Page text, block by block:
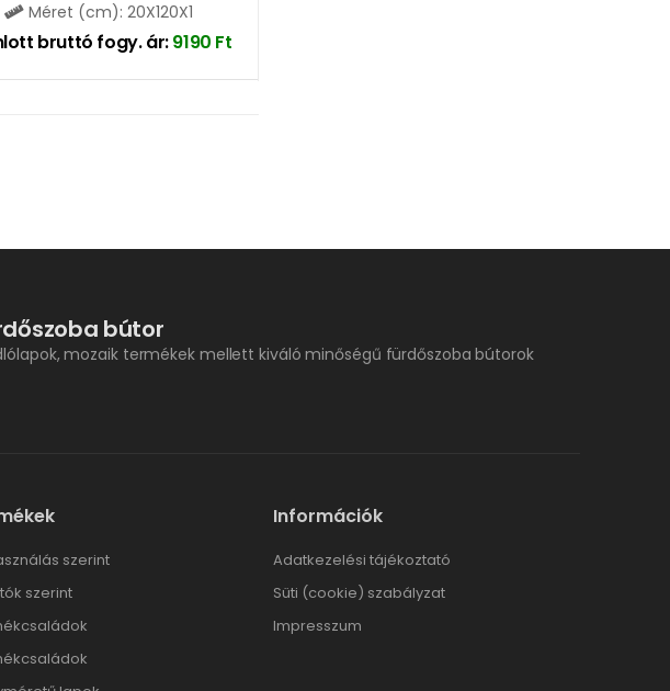
Méret (cm): 20X120X1
bruttó fogy. ár:9190 Ft
bútor
mozaik termékek mellett kiváló minőségű fürdőszoba bútorok
szerint
szerint
Információk
Adatkezelési tájékoztató
Süti (cookie) szabályzat
Impresszum